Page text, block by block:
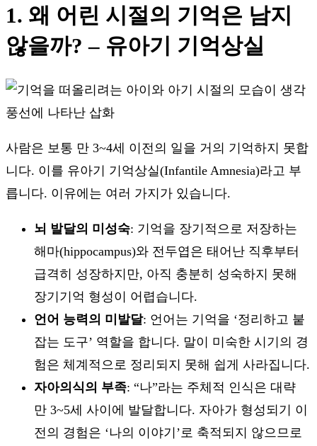
1. 왜 어린 시절의 기억은 남지
않을까? – 유아기 기억상실
사람은 보통 만 3~4세 이전의 일을 거의 기억하지 못합
니다. 이를 유아기 기억상실(Infantile Amnesia)라고 부
릅니다. 이유에는 여러 가지가 있습니다.
뇌 발달의 미성숙: 기억을 장기적으로 저장하는
해마(hippocampus)와 전두엽은 태어난 직후부터
급격히 성장하지만, 아직 충분히 성숙하지 못해
장기기억 형성이 어렵습니다.
언어 능력의 미발달: 언어는 기억을 ‘정리하고 붙
잡는 도구’ 역할을 합니다. 말이 미숙한 시기의 경
험은 체계적으로 정리되지 못해 쉽게 사라집니다.
자아의식의 부족: “나”라는 주체적 인식은 대략
만 3~5세 사이에 발달합니다. 자아가 형성되기 이
전의 경험은 ‘나의 이야기’로 축적되지 않으므로